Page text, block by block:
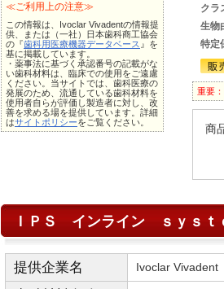
≪ご利用上の注意≫
この情報は、Ivoclar Vivadentの情報提
供、または（一社）日本歯科商工協会
の『歯科用医療機器データベース 』を
基に掲載しています。
・薬事法に基づく承認番号の記載がな
い歯科材料は、臨床での使用をご遠慮
ください。当サイトでは、歯科医療の
発展のため、流通している歯科材料を
使用者自らが評価し製造者に対し、改
善を求める場を提供しています。詳細
はサイトポリシーをご覧ください。
ク
生
特
重要
商
ＩＰＳ インライン ｓｙｓ
提供企業名 Ivoclar Vivadent